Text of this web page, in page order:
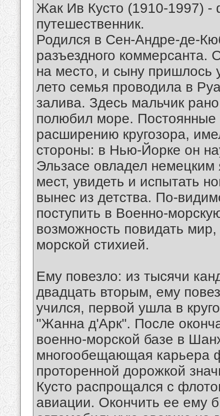
Жак Ив Кусто (1910-1997) -
путешественник.
Родился в Сен-Андре-де-
разъездного коммерсанта.
на место, и сыну пришлось
лето семья проводила в
залива. Здесь мальчик
полюбил море. Постоянные
расширению кругозора,
стороны: в Нью-Йорке он
Эльзасе овладел
мест, увидеть и испытать
вынес из детства. По-
поступить в Военно-
возможность повидать
морской стихией.
Ему повезло: из тысячи
двадцать вторым, ему
учился, первой ушла в
"Жанна д'Арк". После
военно-морской базе в
многообещающая карьера
проторенной дорожкой
Кусто распрощался с
авиации. Окончить ее ему